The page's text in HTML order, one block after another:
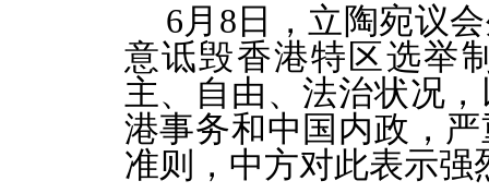
6月8日，立陶宛议
意诋毁香港特区选举
主、自由、法治状况
港事务和中国内政，
准则，中方对此表示强